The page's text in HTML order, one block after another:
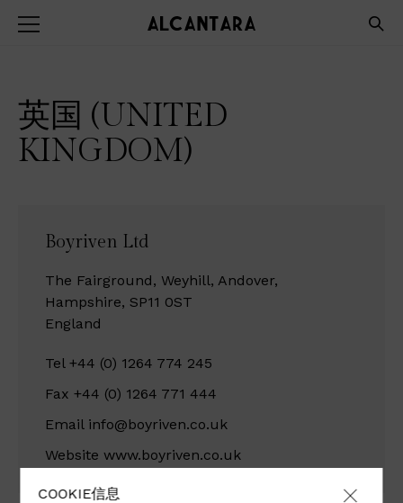
英国 (UNITED
KINGDOM)
Boyriven Ltd
The Fairground, Weyhill, Andover,
Hampshire, SP11 0ST
England
Tel +44 (0) 1264 774 245
Fax +44 (0) 1264 771 444
Email info@boyriven.co.uk
Website www.boyriven.co.uk
COOKIE信息